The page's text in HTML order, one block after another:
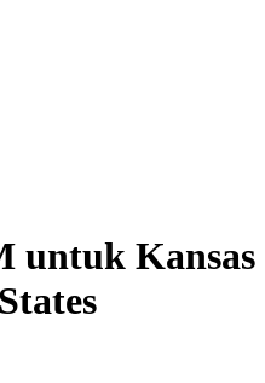
untuk Kansas